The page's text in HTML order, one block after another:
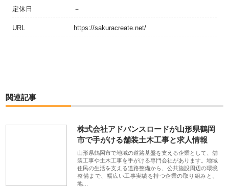
定休日 －
URL https://sakuracreate.net/
関連記事
株式会社アドバンスロードが山形県鶴岡
市で手がける舗装土木工事と求人情報
山形県鶴岡市で地域の道路基盤を支える企業として、舗
装工事や土木工事を手がける専門会社があります。地域
住民の生活を支える道路整備から、公共施設周辺の環境
整備まで、幅広い工事実績を持つ企業の取り組みと、
地…